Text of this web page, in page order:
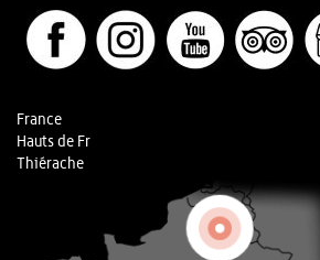
France
Hauts de Fr
Thiérache